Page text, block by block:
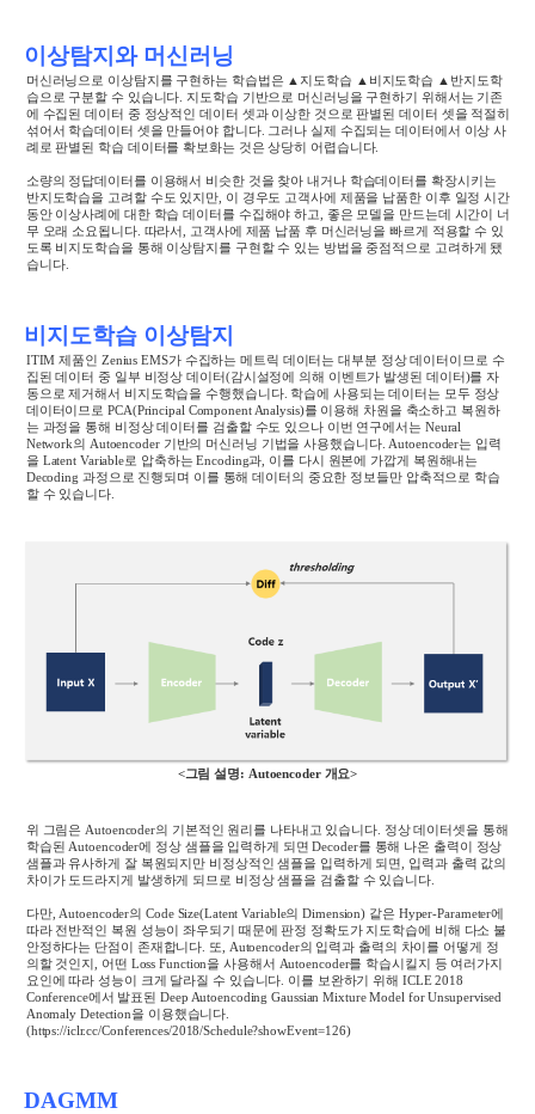
이상탐지와 머신러닝
머신러닝으로 이상탐지를 구현하는 학습법은 ▲지도학습 ▲비지도학습 ▲반지도학
습으로 구분할 수 있습니다 지도학습 기반으로 머신러닝을 구현하기 위해서는 기존
에 수집된 데이터 중 정상적인 데이터 셋과 이상한 것으로 판별된 데이터 셋을 적절히
섞어서 학습데이터 셋을 만들어야 합니다. 그러나 실제 수집되는 데이터에서 이상 사
례로 판별된 학습 데이터를 확보화는 것은 상당히 어렵습니다.
소량의 정답데이터를 이용해서 비슷한 것을 찾아 내거나 학습데이터를 확장시키는
반지도학습을 고려할 수도 있지만 이 경우도 고객사에 제품을 납품한 이후 일정 시간
동안 이상사례에 대한 학습 데이터를 수집해야 하고 좋은 모델을 만드는데 시간이 너
무 오래 소요됩니다. 따라서
고객사에 제품 납품 후 머신러닝을 빠르게 적용할 수 있
도록 비지도학습을 통해 이상탐지를 구현할 수 있는 방법을 중점적으로 고려하게 됐
습니다.
비지도학습 이상탐지
ITIM제품인 Zenius EMS가 수집하는 메트릭 데이터는 대부분 정상 데이터이므로 수
집된 데이터 중 일부 비정상 데이터(감시설정에 의해 이벤트가 발생된 데이터)를 자
동으로 제거해서 비지도학습을 수행했습니다.학습에 사용되는 데이터는 모두 정상
데이터이므로PCA(Principal Component Analysis)를 이용해 차원을 축소하고 복원하
는 과정을 통해 비정상 데이터를 검출할 수도 있으나 이번 연구에서는 Neural
Network의 Autoencoder 기반의 머신러닝 기법을 사용했습니다. Autoencoder는 입력
을 Latent Variable로 압축하는Encoding과 이를 다시 원본에 가깝게 복원해내는
Decoding 과정으로 진행되며 이를 통해 데이터의 중요한 정보들만 압축적으로 학습
할 수 있습니다.
<그림 설명: Autoencoder 개요>
위 그림은 Autoencoder의 기본적인 원리를 나타내고 있습니다. 정상 데이터셋을 통해
학습된 Autoencoder에 정상 샘플을 입력하게 되면 Decoder를 통해 나온 출력이 정상
샘플과 유사하게 잘 복원되지만 비정상적인 샘플을 입력하게 되면
입력과 출력 값의
차이가 도드라지게 발생하게 되므로 비정상 샘플을 검출할 수 있습니다.
다만, Autoencoder의Code Size(Latent Variable의Dimension) 같은 Hyper-Parameter에
따라 전반적인 복원 성능이 좌우되기 때문에 판정 정확도가 지도학습에 비해 다소 불
안정하다는 단점이 존재합니다 또 , Autoencoder의 입력과 출력의 차이를 어떻게 정
의할 것인지
어떤 Loss Function을 사용해서 Autoencoder를 학습시킬지 등 여러가지
요인에 따라 성능이 크게 달라질 수 있습니다 이를 보완하기 위해 ICLE 2018
Conference에서 발표된Deep Autoencoding Gaussian Mixture Model for Unsupervised
Anomaly Detection을 이용했습니다
(https://iclr.cc/Conferences/2018/Schedule?showEvent=126)
DAGMM